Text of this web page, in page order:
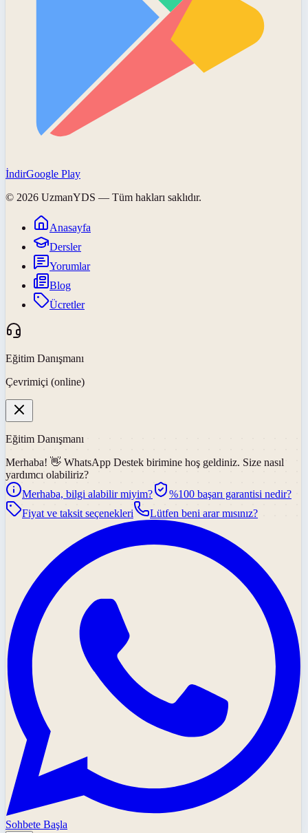
İndirGoogle Play
© 2026 UzmanYDS — Tüm hakları saklıdır.
Anasayfa
Dersler
Yorumlar
Blog
Ücretler
Eğitim Danışmanı
Çevrimiçi (online)
Eğitim Danışmanı
Merhaba! 👋 WhatsApp Destek birimine hoş geldiniz. Size nasıl
yardımcı olabiliriz?
Merhaba, bilgi alabilir miyim?
%100 başarı garantisi nedir?
Fiyat ve taksit seçenekleri
Lütfen beni arar mısınız?
Sohbete Başla